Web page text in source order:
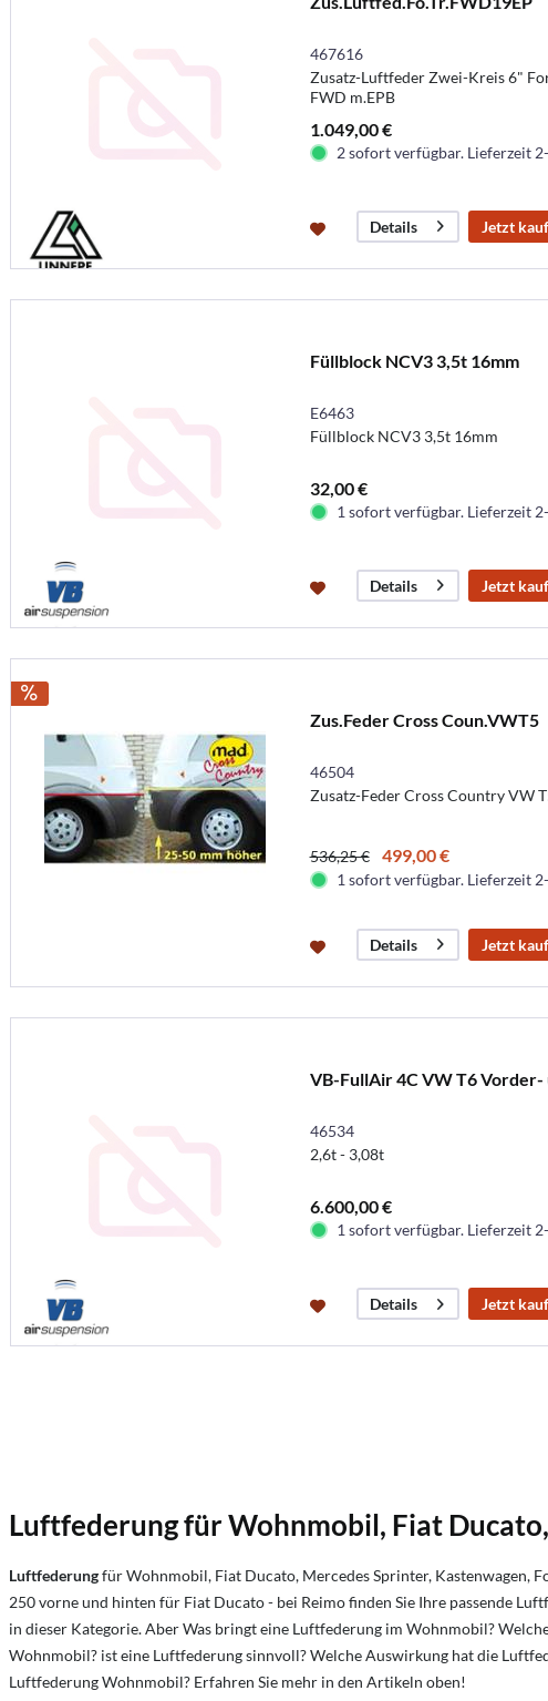
467616
Zusatz-Luftfeder Zwei-Kreis 6"
FWD m.EPB
1.049,00 €
2 sofort verfügbar. Lieferzeit 2-
Details Jetzt
Füllblock NCV3 3,5t 16mm
E6463
Füllblock NCV3 3,5t 16mm
32,00 €
1 sofort verfügbar. Lieferzeit 2-
Details Jetzt
Zus.Feder Cross Coun.VWT5
46504
Zusatz-Feder Cross Country VW
536,25 € 499,00 €
1 sofort verfügbar. Lieferzeit 2-
Details Jetzt
VB-FullAir 4C VW T6
46534
2,6t - 3,08t
6.600,00 €
1 sofort verfügbar. Lieferzeit 2-
Details Jetzt
Luftfederung für Wohnmobil, Fiat
Luftfederungfür Wohnmobil, Fiat Ducato, Mercedes Sprinter, Kastenwagen,
250 vorne und hinten für Fiat Ducato - bei Reimo finden Sie Ihre passende
in dieser Kategorie. AberWas bringt eine Luftfederung im Wohnmobil?
Wohnmobil? ist eine Luftfederung sinnvoll? Welche Auswirkung hat die
Luftfederung Wohnmobil? Erfahren Sie mehr in den Artikeln oben!